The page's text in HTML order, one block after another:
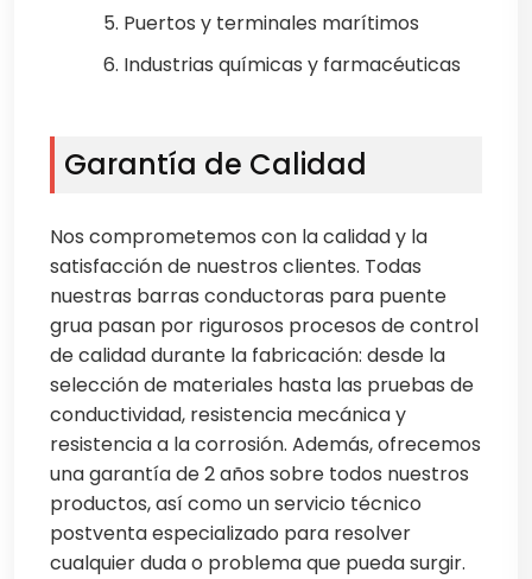
5. Puertos y terminales marítimos
6. Industrias químicas y farmacéuticas
Garantía de Calidad
Nos comprometemos con la calidad y la
satisfacción de nuestros clientes. Todas
nuestras barras conductoras para puente
grua pasan por rigurosos procesos de control
de calidad durante la fabricación: desde la
selección de materiales hasta las pruebas de
conductividad, resistencia mecánica y
resistencia a la corrosión. Además, ofrecemos
una garantía de 2 años sobre todos nuestros
productos, así como un servicio técnico
postventa especializado para resolver
cualquier duda o problema que pueda surgir.